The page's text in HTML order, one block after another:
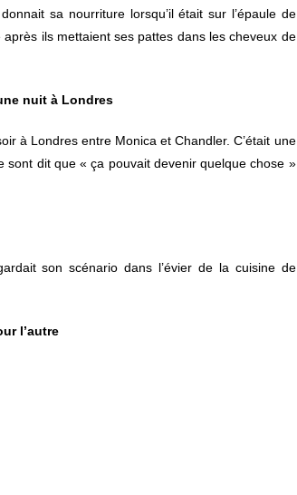
sa nourriture lorsqu’il était sur l’épaule de
ils mettaient ses pattes dans les cheveux de
nuit à Londres
à Londres entre Monica et Chandler. C’était une
sont dit que « ça pouvait devenir quelque chose »
son scénario dans l’évier de la cuisine de
l’autre